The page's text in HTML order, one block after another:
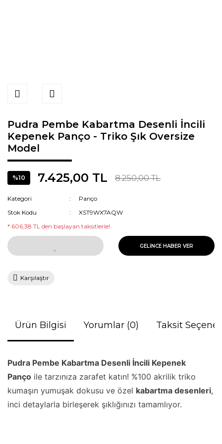
Pudra Pembe Kabartma Desenli İncili
Kepenek Panço - Triko Şık Oversize
Model
%10 7.425,00 TL 8.250,00 TL
Kategori
Panço
Stok Kodu
XST9WX7AQW
* 606,38 TL den başlayan taksitlerle!
GELİNCE HABER VER
Karşılaştır
Ürün Bilgisi Yorumlar (0) Taksit
Pudra Pembe Kabartma Desenli İncili Kepenek
Panço ile tarzınıza zarafet katın! %100 akrilik triko
kumaşın yumuşak dokusu ve özel kabartma desenleri,
inci detaylarla birleşerek şıklığınızı tamamlıyor.